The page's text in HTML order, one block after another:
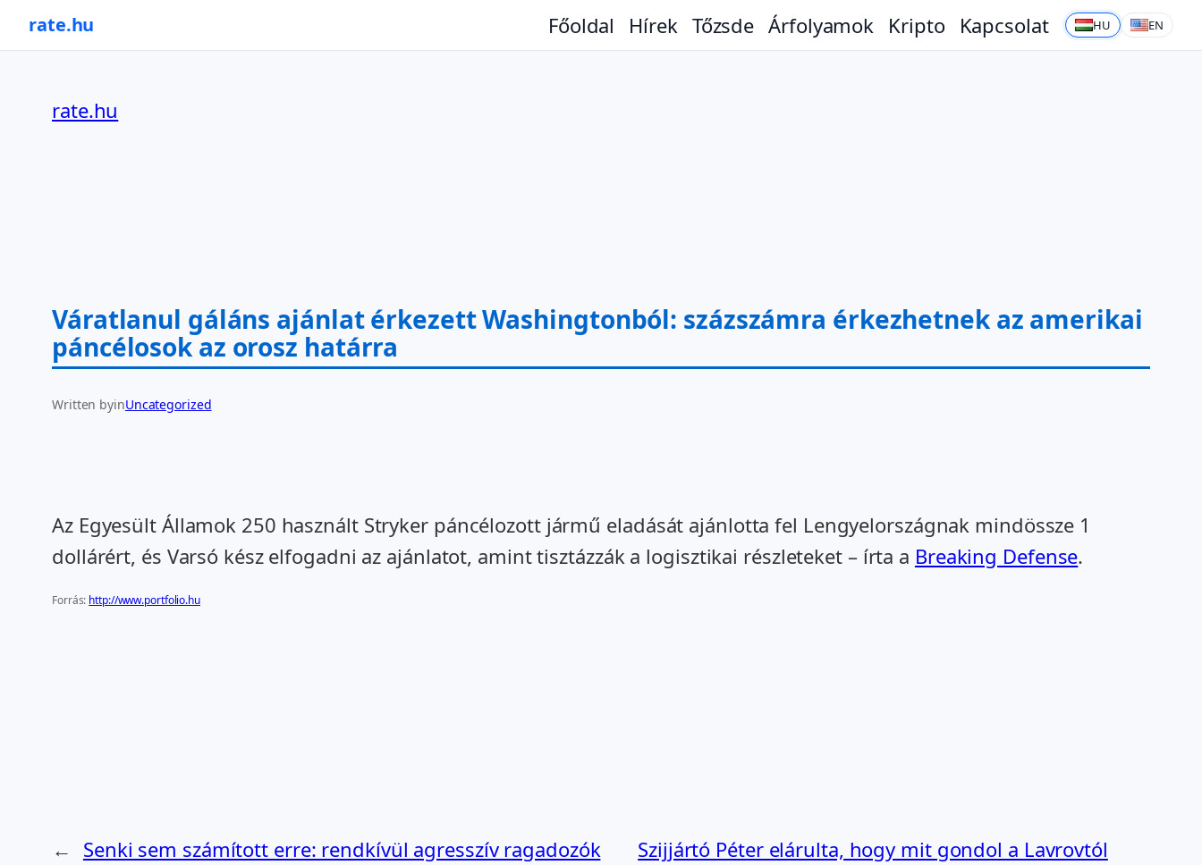
rate.hu Főoldal Hírek Tőzsde Árfolyamok Kripto Kapcsolat HU EN
rate.hu
Váratlanul gáláns ajánlat érkezett Washingtonból: százszámra érkezhetnek az amerikai
páncélosok az orosz határra
Written byinUncategorized
Az Egyesült Államok 250 használt Stryker páncélozott jármű eladását ajánlotta fel Lengyelországnak mindössze 1
dollárért, és Varsó kész elfogadni az ajánlatot, amint tisztázzák a logisztikai részleteket – írta a Breaking Defense.
Forrás: http://www.portfolio.hu
← Senki sem számított erre: rendkívül agresszív ragadozók
Szijjártó Péter elárulta, hogy mit gondol a Lavrovtól